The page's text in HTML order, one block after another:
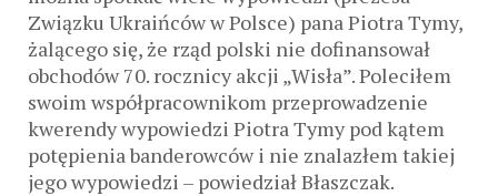
Związku Ukraińców w Polsce) pana Piotra Tymy,
żalącego się, że rząd polski nie dofinansował
obchodów 70. rocznicy akcji „Wisła”. Poleciłem
swoim współpracownikom przeprowadzenie
kwerendy wypowiedzi Piotra Tymy pod kątem
potępienia banderowców i nie znalazłem takiej
jego wypowiedzi – powiedział Błaszczak.